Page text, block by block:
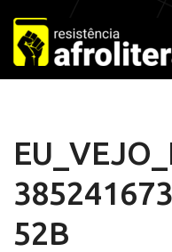
Pular
para
o
conteúdo
52B